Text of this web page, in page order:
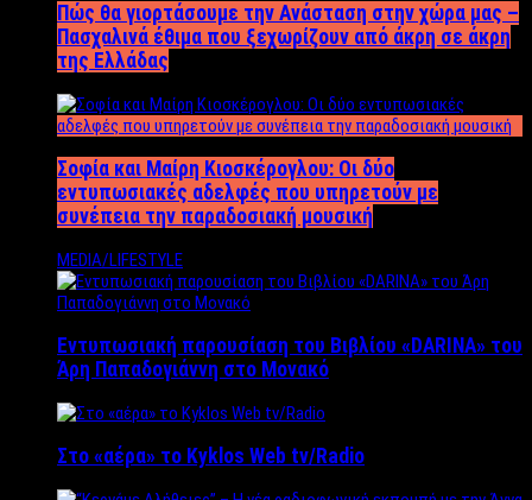
Πώς θα γιορτάσουμε την Ανάσταση στην χώρα μας –
Πασχαλινά έθιμα που ξεχωρίζουν από άκρη σε άκρη
της Ελλάδας
Σοφία και Μαίρη Κιοσκέρογλου: Οι δύο
εντυπωσιακές αδελφές που υπηρετούν με
συνέπεια την παραδοσιακή μουσική
MEDIA/LIFESTYLE
Εντυπωσιακή παρουσίαση του Βιβλίου «DARINA» του
Άρη Παπαδογιάννη στο Μονακό
Στο «αέρα» το Kyklos Web tv/Radio